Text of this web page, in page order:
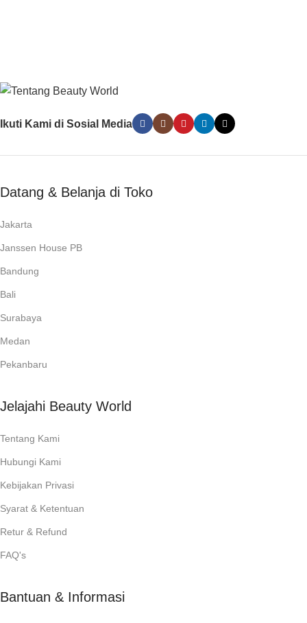
Ikuti Kami di Sosial Media
Datang & Belanja di Toko
Jakarta
Janssen House PB
Bandung
Bali
Surabaya
Medan
Pekanbaru
Jelajahi Beauty World
Tentang Kami
Hubungi Kami
Kebijakan Privasi
Syarat & Ketentuan
Retur & Refund
FAQ's
Bantuan & Informasi